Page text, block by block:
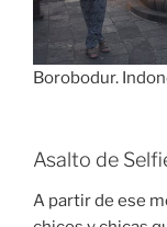
Borobodur.
Asalto de
A partir de ese